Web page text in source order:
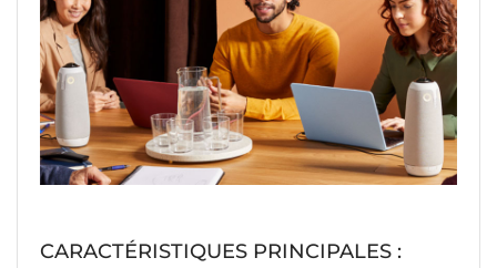
CARACTÉRISTIQUES PRINCIPALES :